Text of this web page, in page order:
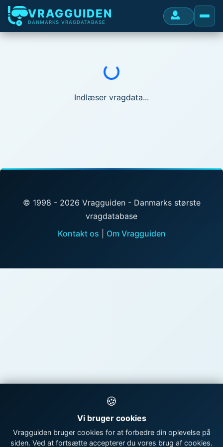
VRAGGUIDEN
DANMARKS VRAGDATABASE
Indlæser...
Indlæser vragdata...
© 1998 - 2026 Vragguiden - Danmarks største
vragdatabase
Kontakt os
Om Vragguiden
🍪
Vi bruger cookies
Vragguiden bruger cookies for at forbedre din oplevelse på
siden. Ved at fortsætte accepterer du vores brug af cookies.